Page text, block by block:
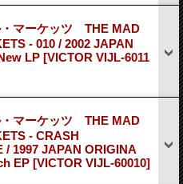
・マーケッツ THE MAD
- 010 / 2002 JAPAN
LP [VICTOR VIJL-6011
・マーケッツ THE MAD
- CRASH
/ 1997 JAPAN ORIGINA
EP [VICTOR VIJL-60010]